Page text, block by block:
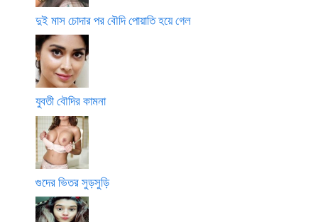
দুই মাস চোদার পর বৌদি পোয়াতি হয়ে গেল
যুবতী বৌদির কামনা
গুদের ভিতর সুড়সুড়ি